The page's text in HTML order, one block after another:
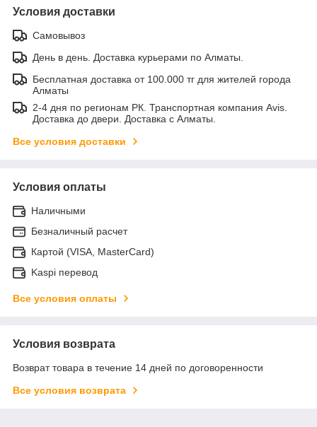
Условия доставки
Самовывоз
День в день. Доставка курьерами по Алматы.
Бесплатная доставка от 100.000 тг для жителей города
Алматы
2-4 дня по регионам РК. Транспортная компания Avis.
Доставка до двери. Доставка с Алматы.
Все условия доставки
Условия оплаты
Наличными
Безналичный расчет
Картой (VISA, MasterCard)
Kaspi перевод
Все условия оплаты
Условия возврата
Возврат товара в течение 14 дней по договоренности
Все условия возврата